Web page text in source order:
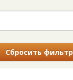
Сбросить фильтр